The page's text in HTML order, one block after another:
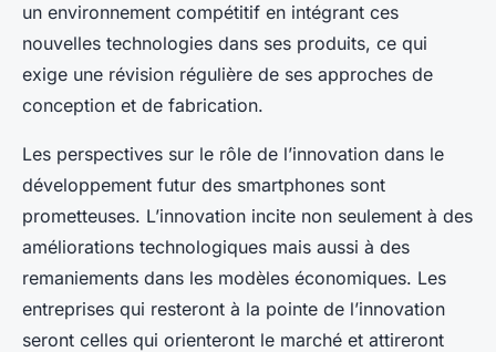
un environnement compétitif en intégrant ces
nouvelles technologies dans ses produits, ce qui
exige une révision régulière de ses approches de
conception et de fabrication.
Les perspectives sur le rôle de l’innovation dans le
développement futur des smartphones sont
prometteuses. L’innovation incite non seulement à des
améliorations technologiques mais aussi à des
remaniements dans les modèles économiques. Les
entreprises qui resteront à la pointe de l’innovation
seront celles qui orienteront le marché et attireront